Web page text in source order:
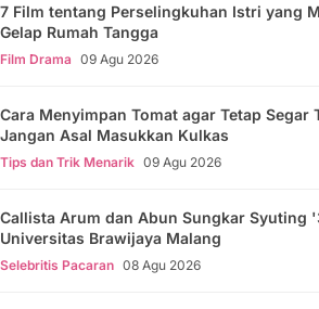
7 Film tentang Perselingkuhan Istri yang
Gelap Rumah Tangga
Film Drama 09 Agu 2026
Cara Menyimpan Tomat agar Tetap Segar
Jangan Asal Masukkan Kulkas
Tips dan Trik Menarik 09 Agu 2026
Callista Arum dan Abun Sungkar Syuting
Universitas Brawijaya Malang
Selebritis Pacaran 08 Agu 2026